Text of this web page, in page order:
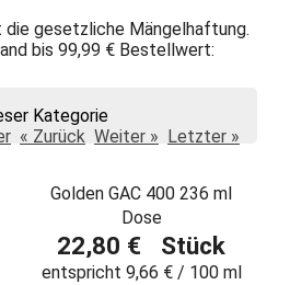
die gesetzliche Mängelhaftung.
bis 99,99 € Bestellwert:
Kategorie
« Zurück Weiter » Letzter »
Golden GAC 400 236 ml
Dose
22,80 € Stück
entspricht 9,66 € / 100 ml